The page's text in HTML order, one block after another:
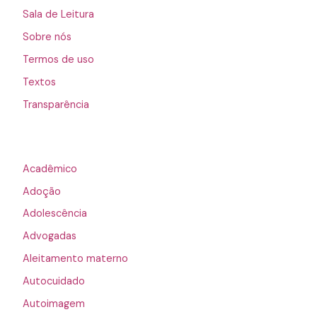
Sala de Leitura
Sobre nós
Termos de uso
Textos
Transparência
Acadêmico
Adoção
Adolescência
Advogadas
Aleitamento materno
Autocuidado
Autoimagem